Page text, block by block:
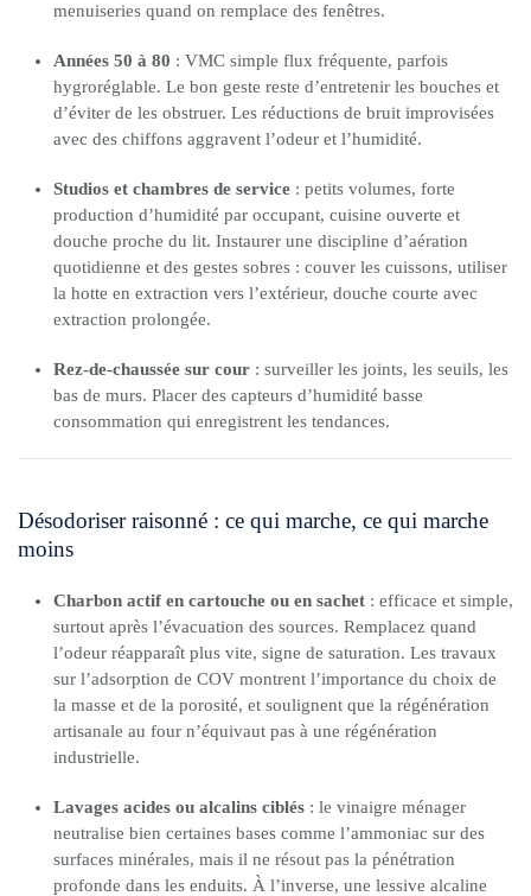
menuiseries quand on remplace des fenêtres.
Années 50 à 80 : VMC simple flux fréquente, parfois
hygroréglable. Le bon geste reste d’entretenir les bouches et
d’éviter de les obstruer. Les réductions de bruit improvisées
avec des chiffons aggravent l’odeur et l’humidité.
Studios et chambres de service : petits volumes, forte
production d’humidité par occupant, cuisine ouverte et
douche proche du lit. Instaurer une discipline d’aération
quotidienne et des gestes sobres : couver les cuissons, utiliser
la hotte en extraction vers l’extérieur, douche courte avec
extraction prolongée.
Rez-de-chaussée sur cour : surveiller les joints, les seuils, les
bas de murs. Placer des capteurs d’humidité basse
consommation qui enregistrent les tendances.
Désodoriser raisonné : ce qui marche, ce qui marche
moins
Charbon actif en cartouche ou en sachet : efficace et simple,
surtout après l’évacuation des sources. Remplacez quand
l’odeur réapparaît plus vite, signe de saturation. Les travaux
sur l’adsorption de COV montrent l’importance du choix de
la masse et de la porosité, et soulignent que la régénération
artisanale au four n’équivaut pas à une régénération
industrielle.
Lavages acides ou alcalins ciblés : le vinaigre ménager
neutralise bien certaines bases comme l’ammoniac sur des
surfaces minérales, mais il ne résout pas la pénétration
profonde dans les enduits. À l’inverse, une lessive alcaline